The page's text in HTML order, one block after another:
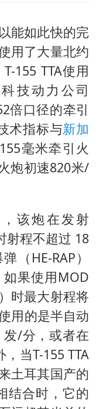
能如此快的完
用了大量北约
155 TTA使用
技动力公司
倍口径的牵引
术指标与新加
毫米牵引火
炮初速820米/
该炮在发射
射程不超过 18
（HE-RAP）
果使用MOD
时最大射程将
用的是半自动
/分，或者在
当T-155 TTA
土耳其国产的
结合时，它的